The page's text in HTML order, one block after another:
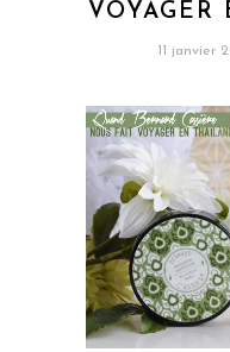
11 janvier